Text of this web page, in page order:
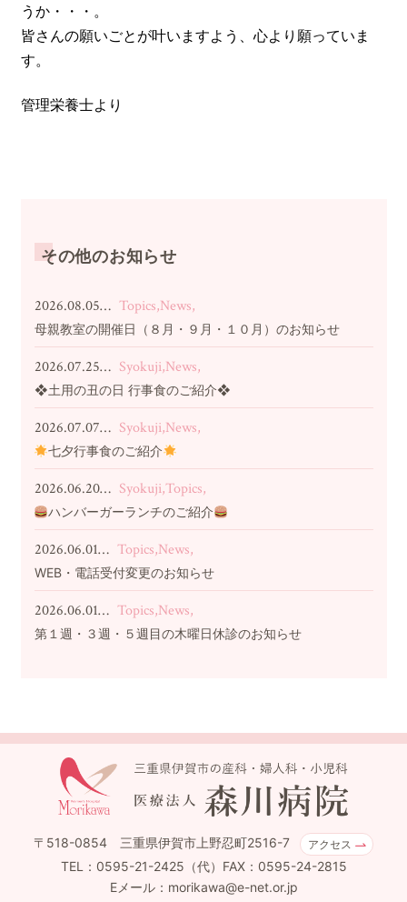
うか・・・。
皆さんの願いごとが叶いますよう、心より願っていま
す。
管理栄養士より
その他のお知らせ
2026.08.05… Topics,News,
母親教室の開催日（８月・９月・１０月）のお知らせ
2026.07.25… Syokuji,News,
❖土用の丑の日 行事食のご紹介❖
2026.07.07… Syokuji,News,
七夕行事食のご紹介
2026.06.20… Syokuji,Topics,
ハンバーガーランチのご紹介
2026.06.01… Topics,News,
WEB・電話受付変更のお知らせ
2026.06.01… Topics,News,
第１週・３週・５週目の木曜日休診のお知らせ
〒518-0854 三重県伊賀市上野忍町2516-7 アクセス
TEL：0595-21-2425（代）FAX：0595-24-2815
Eメール：morikawa@e-net.or.jp